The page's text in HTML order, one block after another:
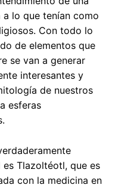
lo que tenían como
Con todo lo
de elementos que
se van a generar
interesantes y
de nuestros
esferas
Tlazoltéotl, que es
con la medicina en